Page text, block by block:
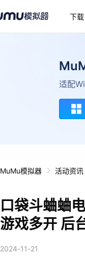
下载
适配
MuMu模拟器 活动资讯
口袋斗蛐蛐
游戏多开 后
2024-11-21